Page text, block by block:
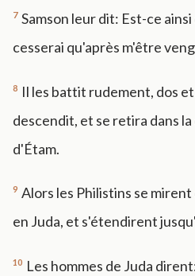
7 Samson leur dit: Est-ce
cesserai qu'après m'être
8 Il les battit rudement, dos
descendit, et se retira dans
d'Étam.
9 Alors les Philistins se
en Juda, et s'étendirent
10 Les hommes de Juda